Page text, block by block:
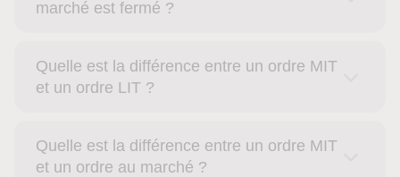
marché est fermé ?
Quelle est la différence entre un ordre MIT
et un ordre LIT ?
Quelle est la différence entre un ordre MIT
et un ordre au marché ?